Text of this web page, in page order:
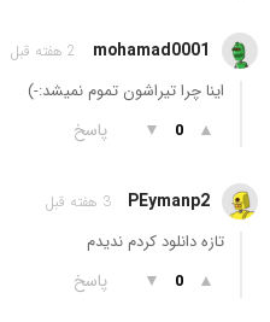
mohamad0001 2 هفته قبل
اينا چرا تيراشون تموم نميشد:-)
▲
0
▼ پاسخ
PEymanp2 3 هفته قبل
تازه دانلود کردم ندیدم
▲
0
▼ پاسخ